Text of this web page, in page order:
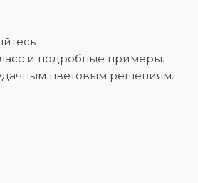
и подробные примеры.
цветовым решениям.